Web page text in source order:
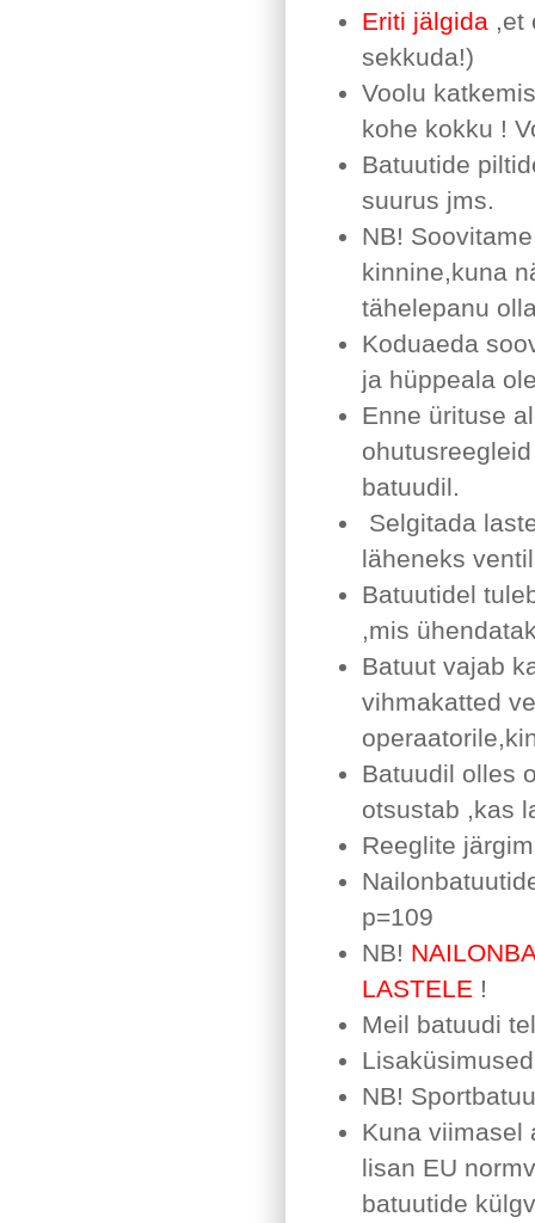
Eriti jälgida ,et
sekkuda!)
Voolu
kohe kokku !
Batuutide
suurus jms.
NB!
kinnine,kuna
tähelepanu
Koduaeda
ja hüppeala
Enne ürituse
batuudil.
Selgitada
läheneks
Batuutidel
,mis
Batuut vajab
vihmakatted
Batuudil olles
otsustab ,kas
Reeglite
p=109
NB!
LASTELE !
Meil batuudi
NB!
Kuna viimasel
lisan EU
batuutide